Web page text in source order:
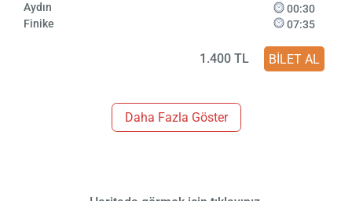
Aydın
Finike
00:30
07:35
1.400 TL BİLET AL
Daha Fazla Göster